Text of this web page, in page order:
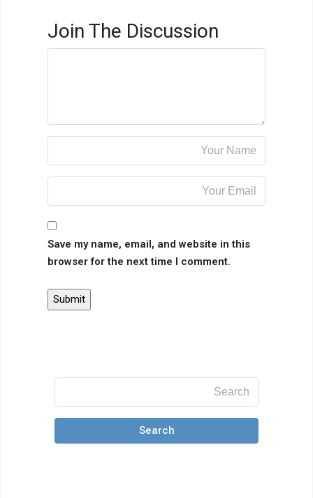
Join The Discussion
Save my name, email, and website in this
browser for the next time I comment.
Search